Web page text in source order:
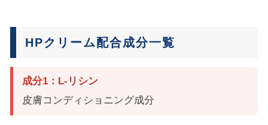
HPクリーム配合成分一覧
成分1：L-リシン
皮膚コンディショニング成分